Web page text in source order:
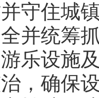
守住城
并统筹
乐设施
，确保